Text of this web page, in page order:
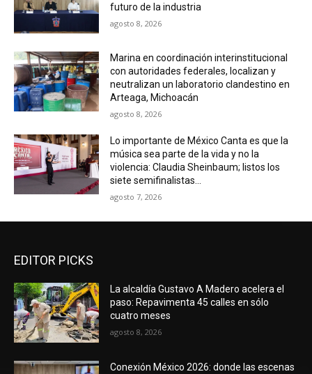
futuro de la industria
agosto 8, 2026
Marina en coordinación interinstitucional
con autoridades federales, localizan y
neutralizan un laboratorio clandestino en
Arteaga, Michoacán
agosto 8, 2026
Lo importante de México Canta es que la
música sea parte de la vida y no la
violencia: Claudia Sheinbaum; listos los
siete semifinalistas...
agosto 7, 2026
EDITOR PICKS
La alcaldía Gustavo A Madero acelera el
paso: Repavimenta 45 calles en sólo
cuatro meses
agosto 8, 2026
Conexión México 2026: donde las escenas